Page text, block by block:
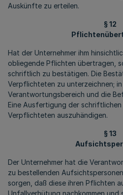
Auskünfte zu erteilen.
§ 12
Hat der Unternehmer ihm
obliegende Pflichten übertragen,
schriftlich zu bestätigen. Die
Verpflichteten zu unterzeichnen;
Verantwortungsbereich und die
Eine Ausfertigung der
Verpflichteten auszuhändigen.
§ 13
Der Unternehmer hat die
zu bestellenden
sorgen, daß diese ihren Pflichten
Unfallverhütung nachkommen und